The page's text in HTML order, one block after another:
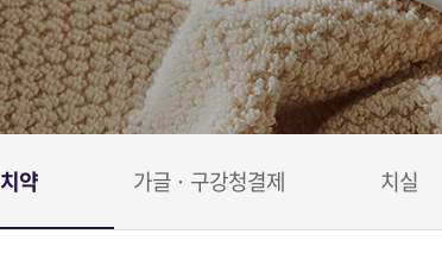
치약 가글 · 구강청결제 치실